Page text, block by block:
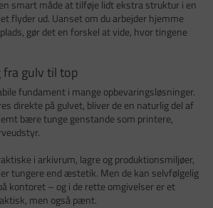
smart måde at tilføje lidt ekstra struktur i en
flyder ud. Uanset om du arbejder hjemme
gør det en forskel at vide, hvor tingene
fra gulv til top
fundament i mange opbevaringsløsninger.
direkte på gulvet, bliver de en naturlig del af
bære tunge genstande som printere,
i arkivrum, lagre og produktionsmiljøer,
tungere end æstetik. Men de kan selvfølgelig
kontoret – og i de rette omgivelser er et
men også pænt.